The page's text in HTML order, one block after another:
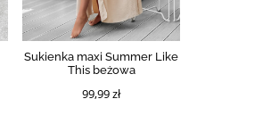
Sukienka maxi Summer Like
This beżowa
99,99 zł